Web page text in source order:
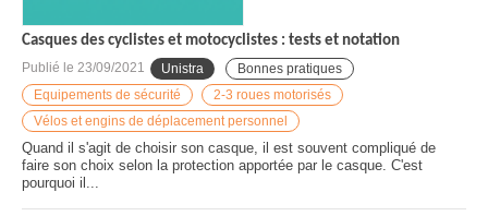
Casques des cyclistes et motocyclistes : tests et notation
Publié le 23/09/2021 Unistra
Bonnes pratiques
Equipements de sécurité
2-3 roues motorisés
Vélos et engins de déplacement personnel
Quand il s'agit de choisir son casque, il est souvent compliqué de
faire son choix selon la protection apportée par le casque. C'est
pourquoi il...